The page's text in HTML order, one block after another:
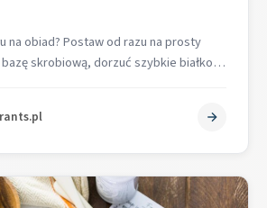
na obiad? Postaw od razu na prosty
skrobiową, dorzuć szybkie białko i